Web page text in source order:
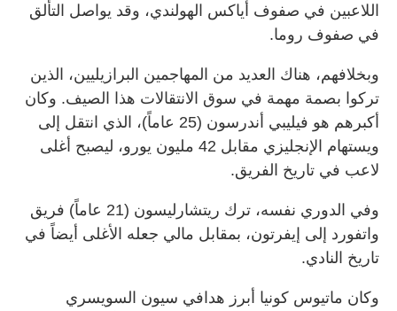
اللاعبين في صفوف أياكس الهولندي، وقد يواصل التألق
في صفوف روما.
وبخلافهم، هناك العديد من المهاجمين البرازيليين، الذين
تركوا بصمة مهمة في سوق الانتقالات هذا الصيف. وكان
أكبرهم هو فيليبي أندرسون (25 عاماً)، الذي انتقل إلى
ويستهام الإنجليزي مقابل 42 مليون يورو، ليصبح أغلى
لاعب في تاريخ الفريق.
وفي الدوري نفسه، ترك ريتشارليسون (21 عاماً) فريق
واتفورد إلى إيفرتون، بمقابل مالي جعله الأغلى أيضاً في
تاريخ النادي.
وكان ماتيوس كونيا أبرز هدافي سيون السويسري